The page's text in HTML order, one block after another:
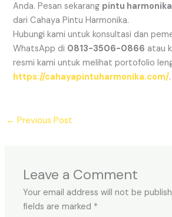
Anda. Pesan sekarang pintu
dari Cahaya Pintu Harmonika.
Hubungi kami untuk konsultasi dan
WhatsApp di 0813-3506-0866 atau
resmi kami untuk melihat portofolio
https://cahayapintuharmonika.com/.
← Previous Post
Leave a Comment
Your email address will not be
fields are marked *